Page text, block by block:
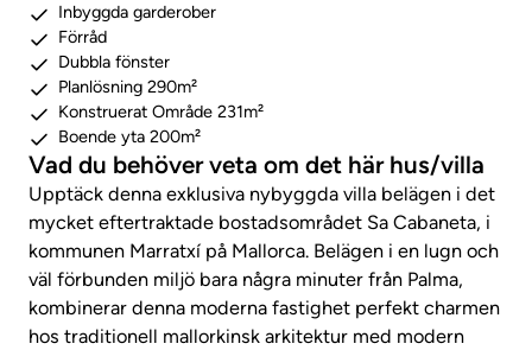
Inbyggda garderober
Förråd
Dubbla fönster
Planlösning 290m²
Konstruerat Område 231m²
Boende yta 200m²
Vad du behöver veta om det här hus/villa
Upptäck denna exklusiva nybyggda villa belägen i det
mycket eftertraktade bostadsområdet Sa Cabaneta, i
kommunen Marratxí på Mallorca. Belägen i en lugn och
väl förbunden miljö bara några minuter från Palma,
kombinerar denna moderna fastighet perfekt charmen
hos traditionell mallorkinsk arkitektur med modern